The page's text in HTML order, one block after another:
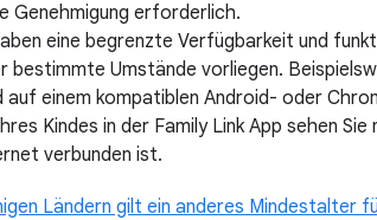
Genehmigung erforderlich.
eine begrenzte Verfügbarkeit und
bestimmte Umstände vorliegen.
auf einem kompatiblen Android- oder
Kindes in der Family Link App sehen
verbunden ist.
Ländern gilt ein anderes Mindestalter